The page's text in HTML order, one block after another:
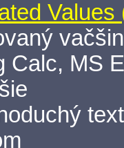
Values
Calc, MS